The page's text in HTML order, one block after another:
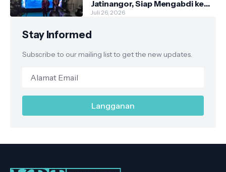
Jatinangor, Siap Mengabdi ke
Berbagai Daerah
Juli 26, 2026
Stay Informed
Subscribe to our mailing list to get the new updates.